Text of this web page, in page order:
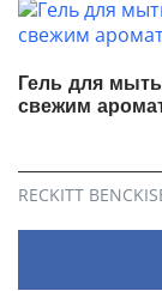
Гель для
свежим
RECKITT